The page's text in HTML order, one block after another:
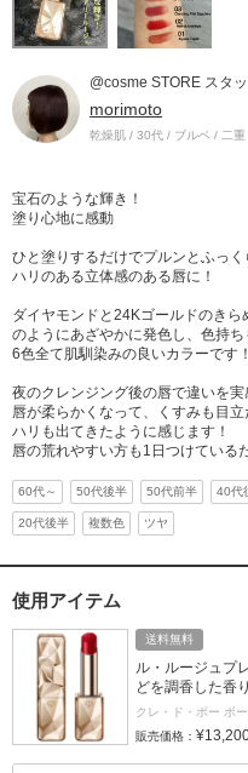
@cosme STORE スタ
morimoto
乾燥肌 / 30代 / ブルベ / 二重
宝石のような輝き！
塗り心地に感動
ひと塗りするだけでプルンとふっく
ハリのある立体感のある唇に！
ダイヤモンドと24Kゴールドのき
のようにあざやかに発色し、色持ち
6色全て肌馴染みの良いカラーです！
夜のクレンジング後の唇で違いを実
唇が柔らかくなって、くすみも目立
ハリも出てきたように感じます！
唇の荒れやすい方も1日つけている
60代～ 50代後半 50代前半 40代
20代後半 複数色 ツヤ
使用アイテム
送料無料
ル・ルージュプ
どを調香した香り
クレ・ド・ポー ボ
販売価格：